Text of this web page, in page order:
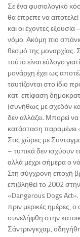
Σε ένα φυσιολογικό
θα έπρεπε να
και οι έχοντες
νόμο. Ακόμη πιο
θεσμό της μοναρχίας.
τούτο είναι εύλογο
μονάρχη έχει ως
ταυτίζονται στο ίδιο
κατ’ επίφαση
(συνήθως με σχεδόν
δεν αλλάζει. Μπορεί
κατάσταση παραμένει
Στις χώρες με
– τυπικά δεν ισχύουν
αλλά μέχρι σήμερα ο
Στη σύγχρονη εποχή
επιβληθεί το 2002
«Dangerous Dogs
πριν μερικές ημέρες,
συνελήφθη στην
Σάντρινγκχαμ,